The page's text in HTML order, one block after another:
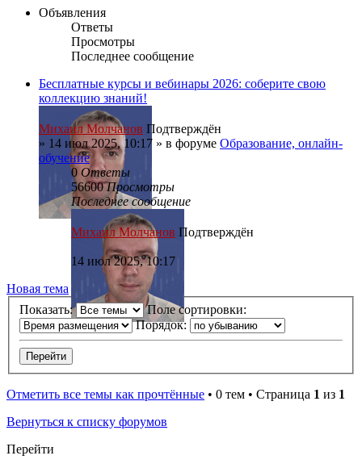
Объявления
Ответы
Просмотры
Последнее сообщение
Бесплатные курсы и вебинары 2026: соберите свою
коллекцию знаний!
Михаил Молчанов Подтверждён
» 14 июл 2025, 10:17 » в форуме Образование, онлайн-
обучение
0 Ответы
56600Просмотры
Последнее сообщение
Михаил Молчанов Подтверждён
14 июл 2025, 10:17
Новая тема
Показать:
Поле сортировки:
Порядок:
Отметить все темы как прочтённые • 0 тем • Страница 1 из 1
Вернуться к списку форумов
Перейти